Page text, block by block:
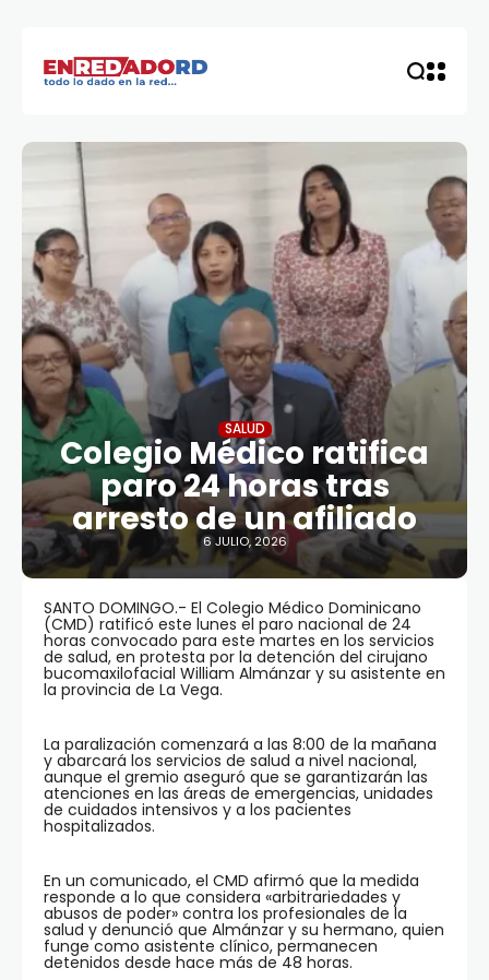
SALUD
Colegio Médico ratifica
paro 24 horas tras
arresto de un afiliado
6 JULIO, 2026
SANTO DOMINGO.- El Colegio Médico Dominicano
(CMD) ratificó este lunes el paro nacional de 24
horas convocado para este martes en los servicios
de salud, en protesta por la detención del cirujano
bucomaxilofacial William Almánzar y su asistente en
la provincia de La Vega.
La paralización comenzará a las 8:00 de la mañana
y abarcará los servicios de salud a nivel nacional,
aunque el gremio aseguró que se garantizarán las
atenciones en las áreas de emergencias, unidades
de cuidados intensivos y a los pacientes
hospitalizados.
En un comunicado, el CMD afirmó que la medida
responde a lo que considera «arbitrariedades y
abusos de poder» contra los profesionales de la
salud y denunció que Almánzar y su hermano, quien
funge como asistente clínico, permanecen
detenidos desde hace más de 48 horas.